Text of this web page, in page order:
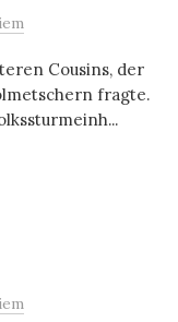
Cousins, der
fragte.